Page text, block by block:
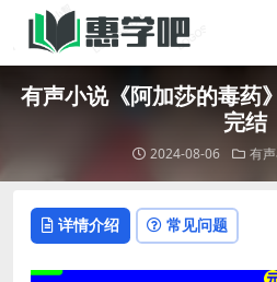
有声小说《阿加莎的毒药
完结
2024-08-06 有
详情介绍 常见问题